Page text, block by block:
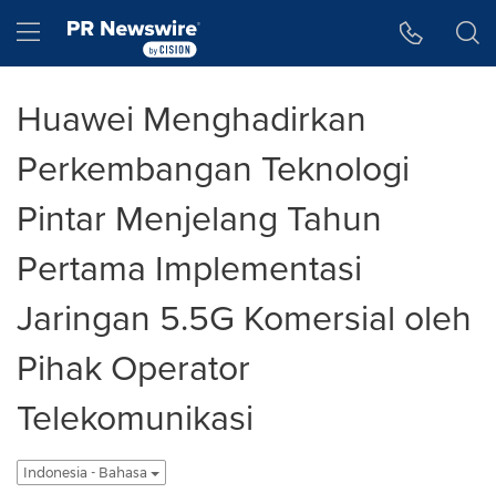
Hamburger menu
Huawei Menghadirkan
Perkembangan Teknologi
Pintar Menjelang Tahun
Pertama Implementasi
Jaringan 5.5G Komersial oleh
Pihak Operator
Telekomunikasi
Indonesia - Bahasa